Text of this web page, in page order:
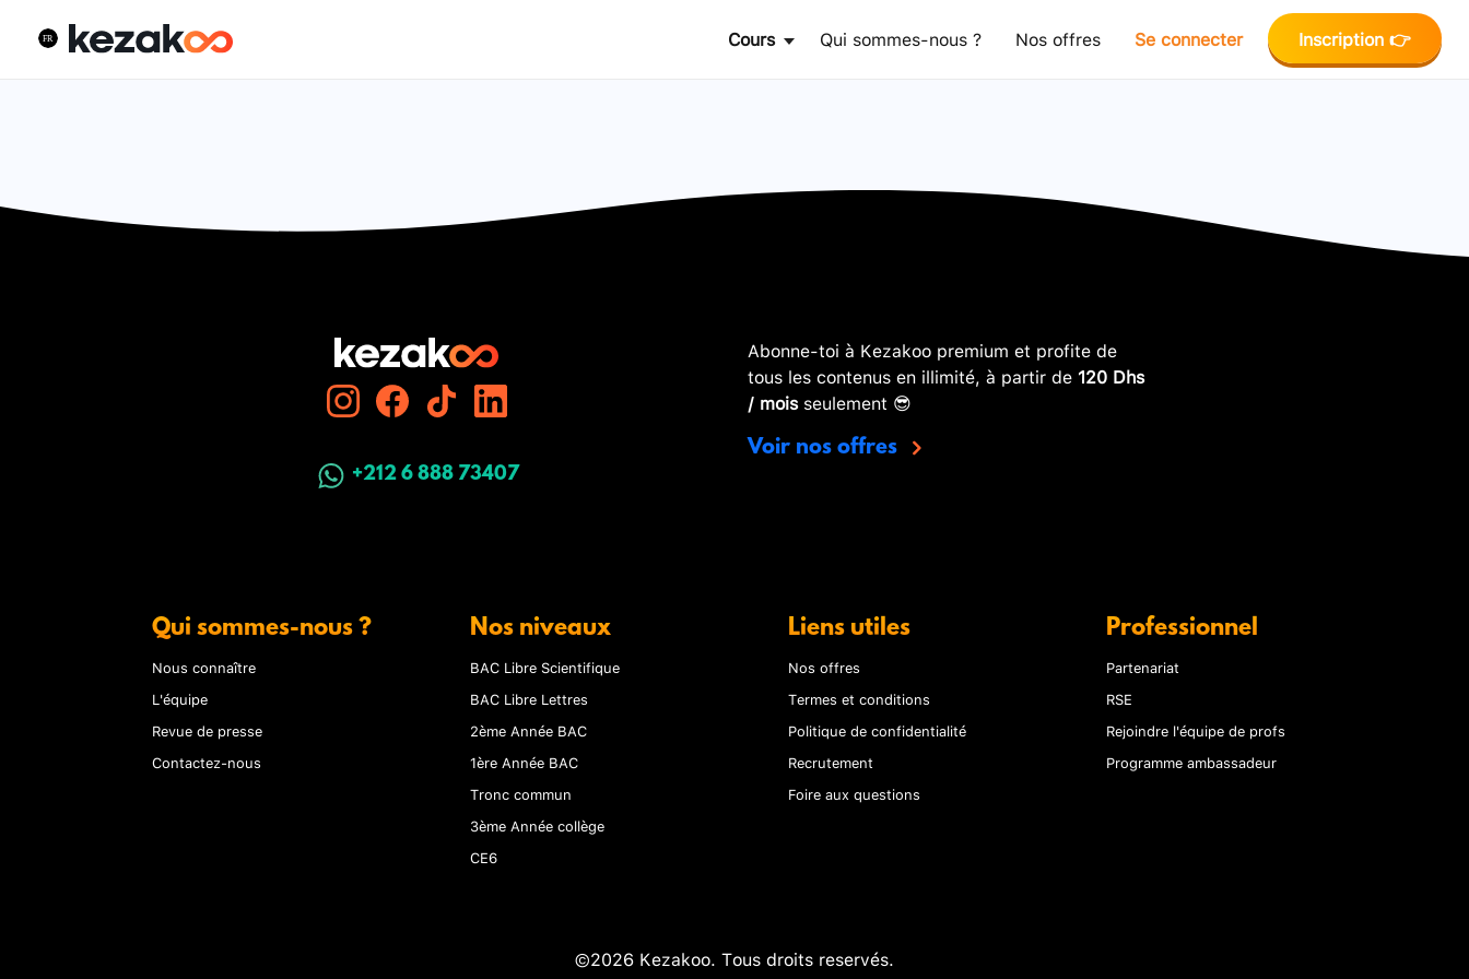
Cours Qui sommes-nous ? Nos offres Se connecter Inscription 👉
+212 6 888 73407
Abonne-toi à Kezakoo premium et profite de
tous les contenus en illimité, à partir de 120 Dhs
/ moisseulement 😎
Voir nos offres
Qui sommes-nous ?
Nous connaître
L'équipe
Revue de presse
Contactez-nous
Nos niveaux
BAC Libre Scientifique
BAC Libre Lettres
2ème Année BAC
1ère Année BAC
Tronc commun
3ème Année collège
CE6
Liens utiles
Nos offres
Termes et conditions
Politique de confidentialité
Recrutement
Foire aux questions
Professionnel
Partenariat
RSE
Rejoindre l'équipe de profs
Programme ambassadeur
©2026 Kezakoo. Tous droits reservés.